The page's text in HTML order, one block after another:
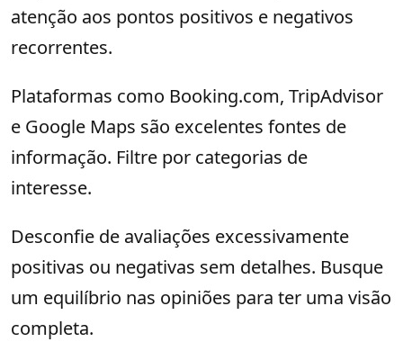
atenção aos pontos positivos e negativos
recorrentes.
Plataformas como Booking.com, TripAdvisor
e Google Maps são excelentes fontes de
informação. Filtre por categorias de
interesse.
Desconfie de avaliações excessivamente
positivas ou negativas sem detalhes. Busque
um equilíbrio nas opiniões para ter uma visão
completa.